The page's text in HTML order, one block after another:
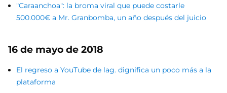
"Caraanchoa": la broma viral que puede costarle
500.000€ a Mr. Granbomba, un año después del juicio
16 de mayo de 2018
El regreso a YouTube de lag. dignifica un poco más a la
plataforma